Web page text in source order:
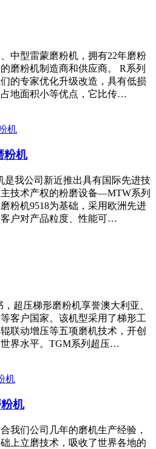
中型雷蒙磨粉机，拥有22年磨粉
磨粉机制造商和供应商。 R系列
的专家优化升级改造，具有低损
地面积小等优点，它比传…
粉机
是我公司新近推出具有国际先进技
技术产权的粉磨设备—MTW系列
粉机9518为基础，采用欧洲先进
户对产品粒度、性能可…
超压梯形磨粉机享誉澳大利亚、
客户国家。该机型采用了梯形工
联动增压等五项磨机技术，开创
界水平。TGM系列超压…
机
我们公司几年的磨机生产经验，
上立磨技术，吸收了世界各地的